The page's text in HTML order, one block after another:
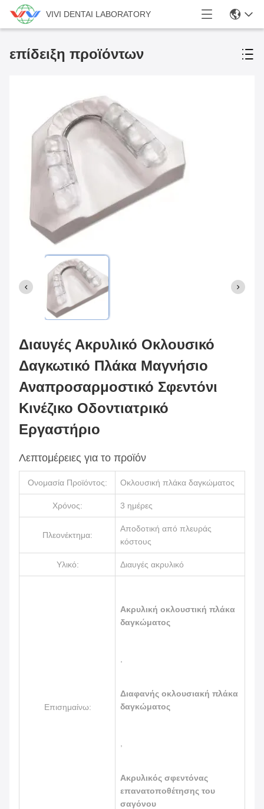
VIVI DENTAI LABORATORY
επίδειξη προϊόντων
Διαυγές Ακρυλικό Οκλουσικό
Δαγκωτικό Πλάκα Μαγνήσιο
Αναπροσαρμοστικό Σφεντόνι
Κινέζικο Οδοντιατρικό
Εργαστήριο
Λεπτομέρειες για το προϊόν
Ονομασία Προϊόντος: Οκλουσική πλάκα δαγκώματος
Χρόνος: 3 ημέρες
Πλεονέκτημα:
Αποδοτική από πλευράς
κόστους
Υλικό: Διαυγές ακρυλικό
Επισημαίνω:
Ακρυλική οκλουστική πλάκα
δαγκώματος
Διαφανής οκλουσιακή πλάκα
δαγκώματος
Ακρυλικός σφεντόνας
επανατοποθέτησης του
σαγόνου